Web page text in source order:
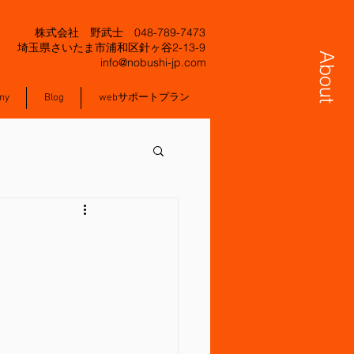
About
株式会社 野武士 048-789-7473
​埼玉県さいたま市浦和区針ヶ谷2-13-9
info@nobushi-jp.com
Blog webサポートプラン